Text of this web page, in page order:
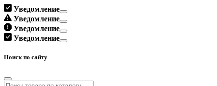
Уведомление
Уведомление
Уведомление
Уведомление
Поиск по сайту